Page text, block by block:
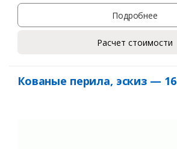
Подробнее
Расчет стоимости
Кованые перила, эскиз — 16